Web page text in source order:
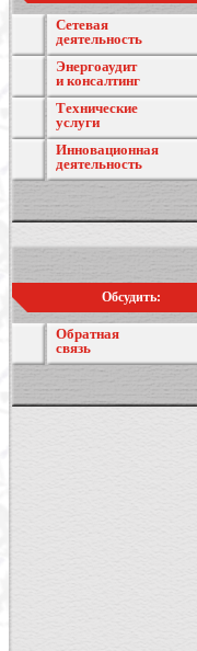
Сетевая
деятельность
Энергоаудит
и консалтинг
Технические
услуги
Инновационная
деятельность
Обсудить:
Обратная
связь